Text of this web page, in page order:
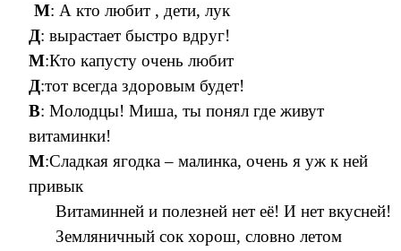
М: А кто любит , дети, лук
Д: вырастает быстро вдруг!
М:Кто капусту очень любит
Д:тот всегда здоровым будет!
В: Молодцы! Миша, ты понял где живут
витаминки!
М:Сладкая ягодка – малинка, очень я уж к ней
привык
Витаминней и полезней нет её! И нет вкусней!
Земляничный сок хорош, словно летом